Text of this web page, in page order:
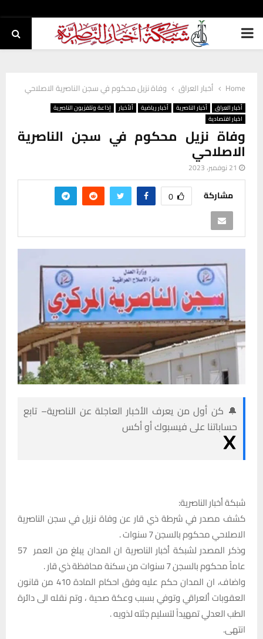
PRIMARY
Home أخبار العراق وفاة نزيل محكوم في سجن الناصرية الاصلاحي
أخبار العراق أخبار الناصرية أخبار رياضية ألأخبار
إذاعة وتلفزيون الناصرية
اخبار اقتصادية
وفاة نزيل محكوم في سجن الناصرية
الاصلاحي
21 نوفمبر، 2023
مشاركة 0
🔔 كن أول من يعرف الأخبار العاجلة عن الناصرية– تابع
حساباتنا على فيسبوك أو أكس
شبكة أخبار الناصرية:
كشف مصدر في شرطة ذي قار عن وفاة نزيل في سجن الناصرية
الاصلاحي محكوم بالسجن 7 سنوات .
وذكر المصدر لشبكة أخبار الناصرية ان المدان يبلغ من العمر 57
عاماً محكوم بالسجن 7 سنوات من سكنة محافظة ذي قار .
واضاف، ان المدان حكم عليه وفق احكام المادة 410 من قانون
العقوبات ألعراقي وتوفي بسبب وعكة صحية ، وتم نقله الى دائرة
الطب العدلي تمهيداً لتسليم جثته لذويه .
انتهى.